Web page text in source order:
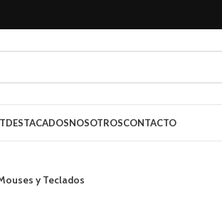
DESTACADOSNOSOTROSCONTACTO
y Teclados